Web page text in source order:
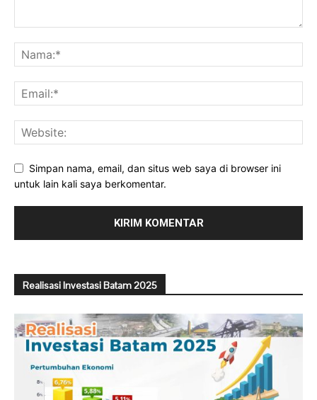
Simpan nama, email, dan situs web saya di browser ini
untuk lain kali saya berkomentar.
Realisasi Investasi Batam 2025